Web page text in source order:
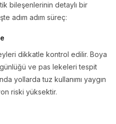
bileşenlerinin detaylı bir
adım adım süreç:
dikkatle kontrol edilir. Boya
ve pas lekeleri tespit
yollarda tuz kullanımı yaygın
riski yüksektir.